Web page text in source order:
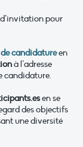
pour
candidatureen
à l’adresse
candidature.
en se
des objectifs
une diversité